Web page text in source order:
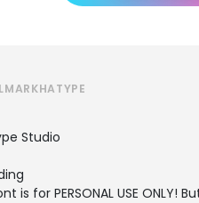
Studio
is for PERSONAL USE